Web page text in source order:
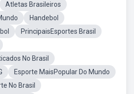
Atletas Brasileiros
Handebol
PrincipaisEsportes Brasil
No Brasil
Esporte MaisPopular Do Mundo
No Brasil